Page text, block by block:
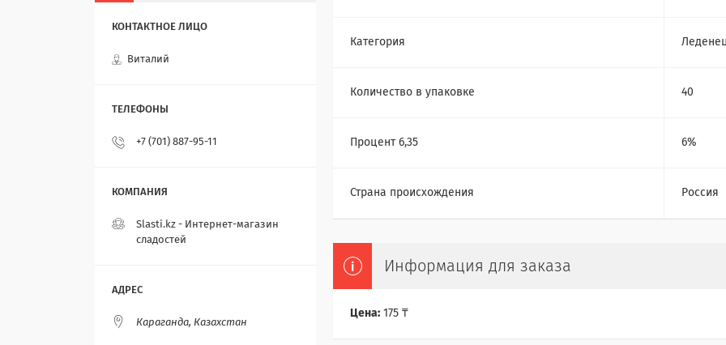
Категория
Количество в упаковке 40
Процент 6,35 6%
Страна происхождения Россия
Информация для заказа
Цена: 175 ₸
Виталий
+7 (701) 887-95-11
Slasti.kz - Интернет-магазин
сладостей
Караганда, Казахстан